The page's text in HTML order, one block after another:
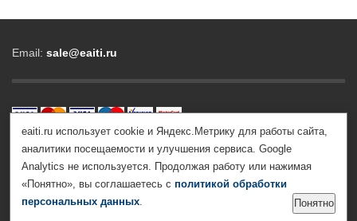
Email: sale@eaiti.ru
© 2012-2026 Все права защищены |Политика обработки
персональных данных|Согласие на обработку
персональных данных
eaiti.ru использует cookie и Яндекс.Метрику для работы сайта,
аналитики посещаемости и улучшения сервиса. Google
Analytics не используется. Продолжая работу или нажимая
«Понятно», вы соглашаетесь с политикой обработки
персональных данных. Понятно